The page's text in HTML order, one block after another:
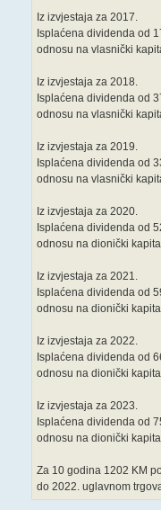
Iz izvjestaja za 2017.
Isplaćena dividenda od
odnosu na vlasnički
Iz izvjestaja za 2018.
Isplaćena dividenda od
odnosu na vlasnički
Iz izvjestaja za 2019.
Isplaćena dividenda od
odnosu na vlasnički
Iz izvjestaja za 2020.
Isplaćena dividenda od
odnosu na dionički
Iz izvjestaja za 2021.
Isplaćena dividenda od
odnosu na dionički
Iz izvjestaja za 2022.
Isplaćena dividenda od
odnosu na dionički
Iz izvjestaja za 2023.
Isplaćena dividenda od
odnosu na dionički
Za 10 godina 1202 KM
do 2022. uglavnom